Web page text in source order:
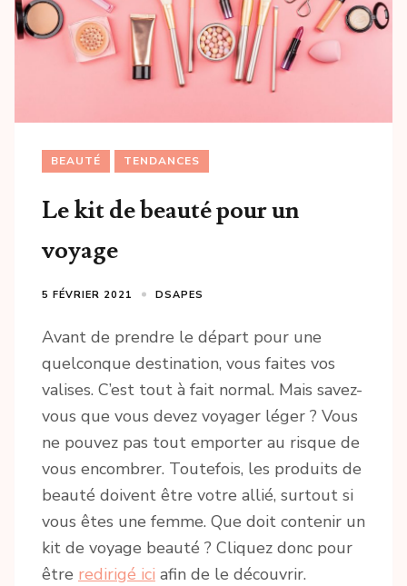
BEAUTÉ TENDANCES
Le kit de beauté pour un
voyage
5 FÉVRIER 2021 DSAPES
Avant de prendre le départ pour une
quelconque destination, vous faites vos
valises. C’est tout à fait normal. Mais savez-
vous que vous devez voyager léger ? Vous
ne pouvez pas tout emporter au risque de
vous encombrer. Toutefois, les produits de
beauté doivent être votre allié, surtout si
vous êtes une femme. Que doit contenir un
kit de voyage beauté ? Cliquez donc pour
être redirigé ici afin de le découvrir.